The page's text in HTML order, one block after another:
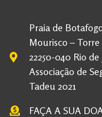
Praia de
Mourisco –
22250-040 Rio de
Associação de
Tadeu 2021
FAÇA A SUA